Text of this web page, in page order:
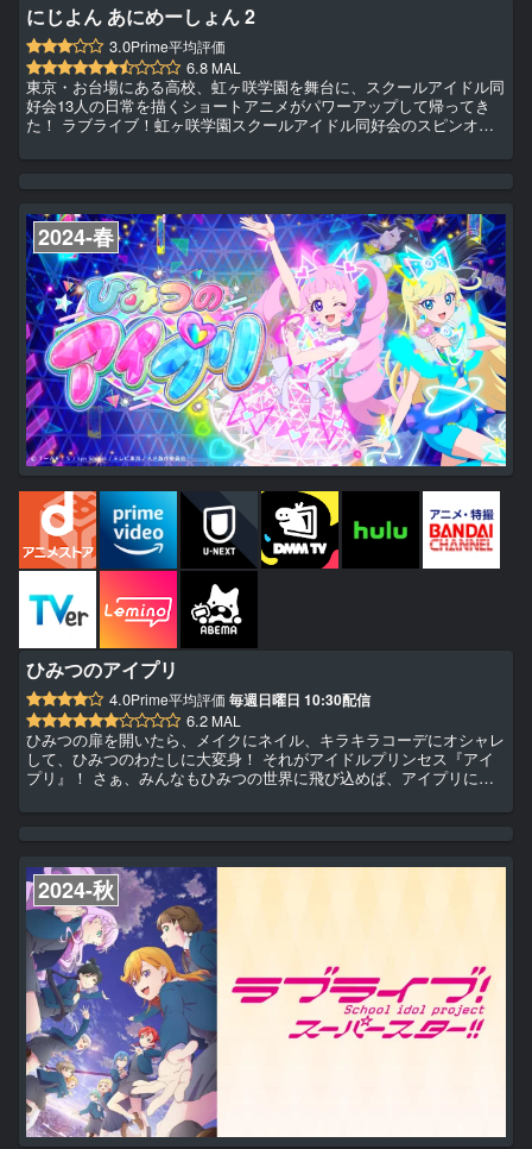
にじよん あにめーしょん 2
3.0Prime平均評価
6.8 MAL
東京・お台場にある高校、虹ヶ咲学園を舞台に、スクールアイドル同
好会13人の日常を描くショートアニメがパワーアップして帰ってき
た！ ラブライブ！虹ヶ咲学園スクールアイドル同好会のスピンオフ
ニジガクメンバー13人のキュートな日常をゆるっとあなたにお届け
2024-春
ひみつのアイプリ
4.0Prime平均評価 毎週日曜日 10:30配信
6.2 MAL
ひみつの扉を開いたら、メイクにネイル、キラキラコーデにオシャレ
して、ひみつのわたしに大変身！ それがアイドルプリンセス『アイ
プリ』！ さぁ、みんなもひみつの世界に飛び込めば、アイプリにな
りと星川みつき。 アイプリに憧れるひまりの夢は、おともだちを1万
ューすることに！？ 親友のみつきにも言えない『ひみつ』ができち
ゃ...
2024-秋